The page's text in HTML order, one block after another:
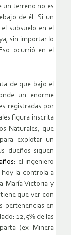
un terreno no es
de él. Si un
subsuelo en el
sin importar lo
ocurrió en el
de que bajo el
un enorme
registradas por
figura inscrita
Naturales, que
explotar un
dueños siguen
: el ingeniero
hoy la controla a
María Victoria y
que ver con
pertenencias en
12,5% de las
(ex Minera